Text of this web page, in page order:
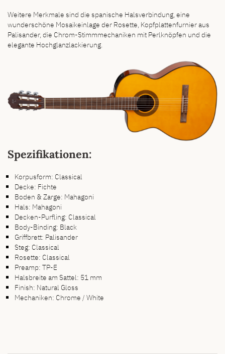
Weitere Merkmale sind die spanische Halsverbindung, eine
wunderschöne Mosaikeinlage der Rosette, Kopfplattenfurnier aus
Palisander, die Chrom-Stimmmechaniken mit Perlknöpfen und die
elegante Hochglanzlackierung.
Spezifikationen:
Korpusform: Classical
Decke: Fichte
Boden & Zarge: Mahagoni
Hals: Mahagoni
Decken-Purfling: Classical
Body-Binding: Black
Griffbrett: Palisander
Steg: Classical
Rosette: Classical
Preamp: TP-E
Halsbreite am Sattel: 51 mm
Finish: Natural Gloss
Mechaniken: Chrome / White